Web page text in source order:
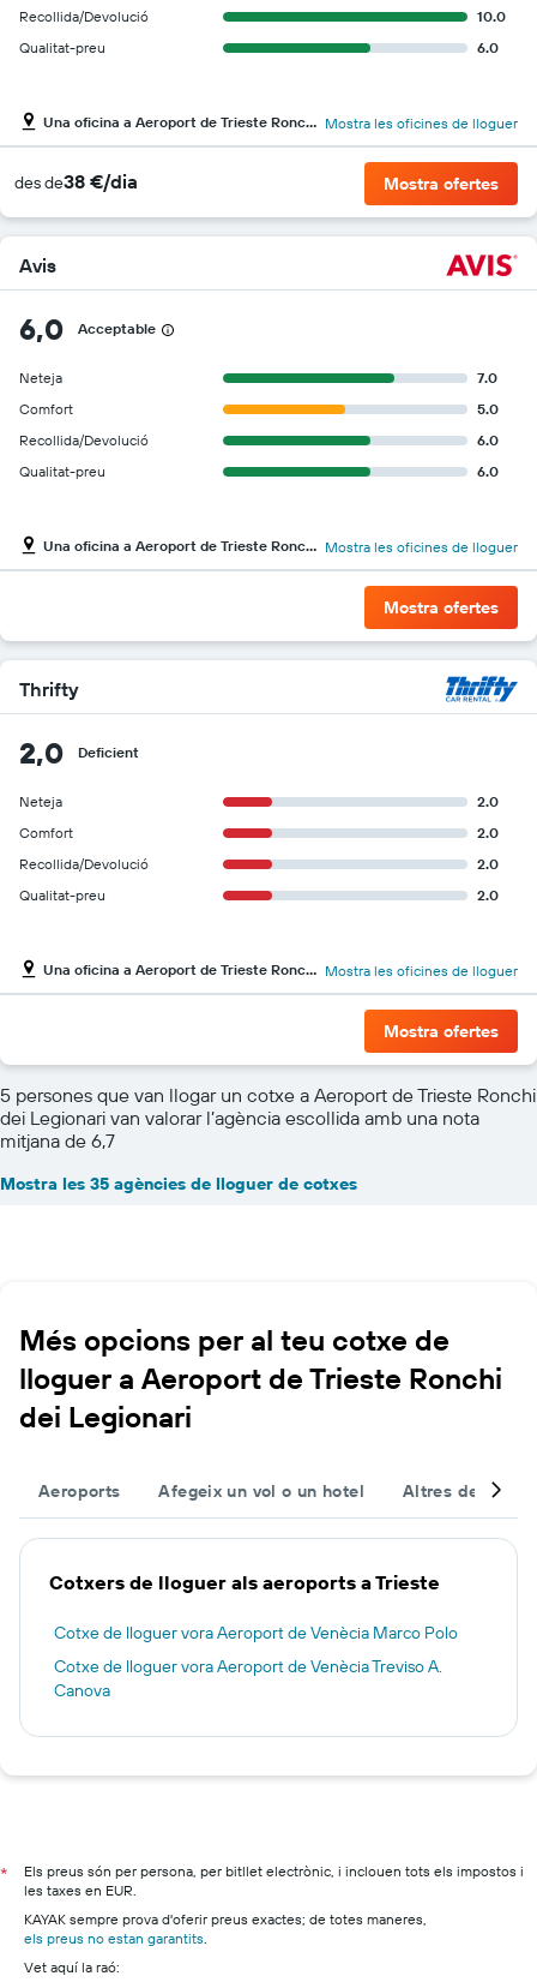
Recollida/Devolució
10.0
Qualitat-preu
6.0
Una oficina a Aeroport de Trieste Ronchi dei Legionari Mostra les oficines de lloguer
des de38 €/dia Mostra ofertes
Avis
6,0 Acceptable
Neteja
7.0
Comfort
5.0
Recollida/Devolució
6.0
Qualitat-preu
6.0
Una oficina a Aeroport de Trieste Ronchi dei Legionari Mostra les oficines de lloguer
Mostra ofertes
Thrifty
2,0 Deficient
Neteja
2.0
Comfort
2.0
Recollida/Devolució
2.0
Qualitat-preu
2.0
Una oficina a Aeroport de Trieste Ronchi dei Legionari Mostra les oficines de lloguer
Mostra ofertes
5 persones que van llogar un cotxe a Aeroport de Trieste Ronchi
dei Legionari van valorar l’agència escollida amb una nota
mitjana de 6,7
Mostra les 35 agències de lloguer de cotxes
Més opcions per al teu cotxe de
lloguer a Aeroport de Trieste Ronchi
dei Legionari
Aeroports Afegeix un vol o un hotel Altres
Cotxers de lloguer als aeroports a Trieste
Cotxe de lloguer vora Aeroport de Venècia Marco Polo
Cotxe de lloguer vora Aeroport de Venècia Treviso A.
Canova
*
Els preus són per persona, per bitllet electrònic, i inclouen tots els impostos i
les taxes en EUR.
KAYAK sempre prova d'oferir preus exactes; de totes maneres,
els preus no estan garantits
Vet aquí la raó: